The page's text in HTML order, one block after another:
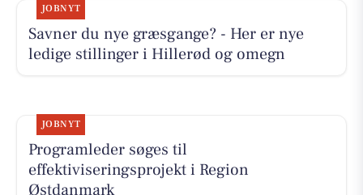
JOBNYT
Savner du nye græsgange? - Her er nye
ledige stillinger i Hillerød og omegn
JOBNYT
Programleder søges til
effektiviseringsprojekt i Region
Østdanmark